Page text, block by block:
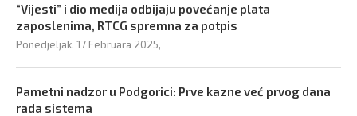
“Vijesti” i dio medija odbijaju povećanje plata
zaposlenima, RTCG spremna za potpis
Ponedjeljak, 17 Februara 2025,
Pametni nadzor u Podgorici: Prve kazne već prvog dana
rada sistema